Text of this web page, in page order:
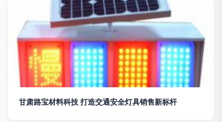
甘肃路宝材料科技 打造交通安全灯具销售新标杆